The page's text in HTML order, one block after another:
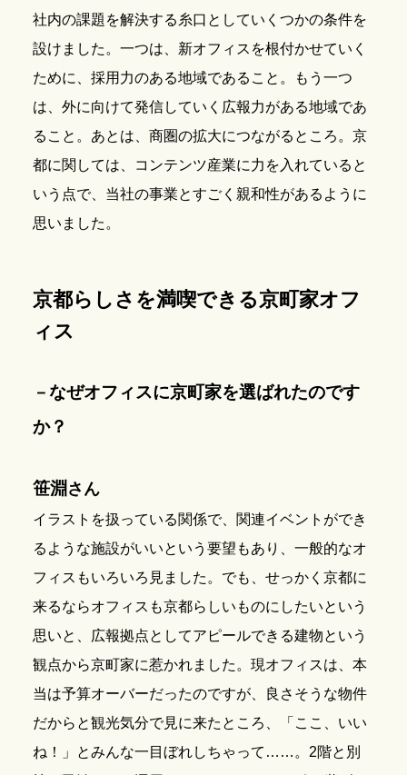
社内の課題を解決する糸口としていくつかの条件を
設けました。一つは、新オフィスを根付かせていく
ために、採用力のある地域であること。もう一つ
は、外に向けて発信していく広報力がある地域であ
ること。あとは、商圏の拡大につながるところ。京
都に関しては、コンテンツ産業に力を入れていると
いう点で、当社の事業とすごく親和性があるように
思いました。
京都らしさを満喫できる京町家オフ
ィス
－ なぜオフィスに京町家を選ばれたのです
か？
笹淵 さん
イラストを扱っている関係で、関連イベントができ
るような施設がいいという要望もあり、一般的なオ
フィスもいろいろ見ました。でも、せっかく京都に
来るならオフィスも京都らしいものにしたいという
思いと、広報拠点としてアピールできる建物という
観点から京町家に惹かれました。現オフィスは、本
当は予算オーバーだったのですが、良さそうな物件
だからと観光気分で見に来たところ、「ここ、いい
ね！」とみんな一目ぼれしちゃって……。2階と別